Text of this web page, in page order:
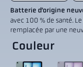
Batterie d’origine
avec 100 % de santé.
remplacée par une
Couleur